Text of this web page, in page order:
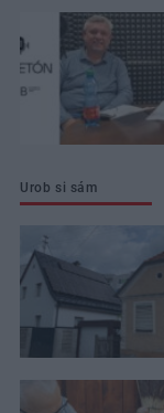
Urob si sám